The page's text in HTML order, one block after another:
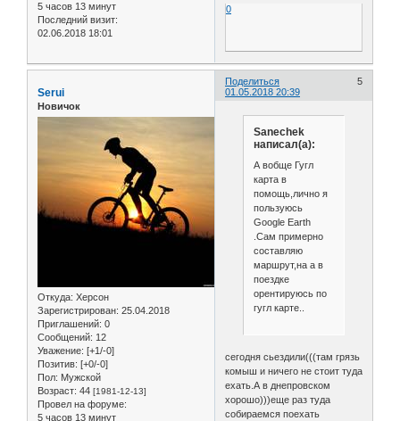
5 часов 13 минут
Последний визит:
02.06.2018 18:01
0
Поделиться
5
01.05.2018 20:39
Serui
Новичок
Откуда: Херсон
Зарегистрирован: 25.04.2018
Приглашений: 0
Сообщений: 12
Уважение: [+1/-0]
Позитив: [+0/-0]
Пол: Мужской
Возраст: 44 [1981-12-13]
Провел на форуме:
5 часов 13 минут
Sanechek
написал(а):
А вобще Гугл
карта в
помощь,лично я
пользуюсь
Google Earth
.Сам примерно
составляю
маршрут,на а в
поездке
орентируюсь по
гугл карте..
сегодня сьездили(((там грязь
комыш и ничего не стоит туда
ехать.А в днепровском
хорошо)))еще раз туда
собираемся поехать